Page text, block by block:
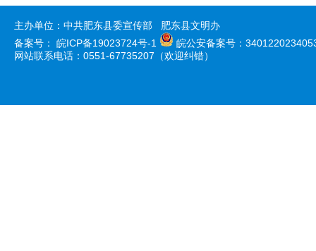
主办单位：中共肥东县委宣传部 肥东县文明办
备案号： 皖ICP备19023724号-1
皖公安备案号：
网站联系电话：0551-67735207（欢迎纠错）